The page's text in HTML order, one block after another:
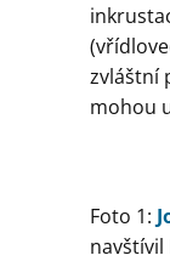
zvláštní
mohou
Foto 1: